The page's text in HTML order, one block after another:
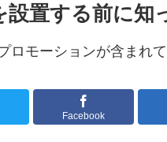
設置する前に知
ロモーションが含まれ
Facebook